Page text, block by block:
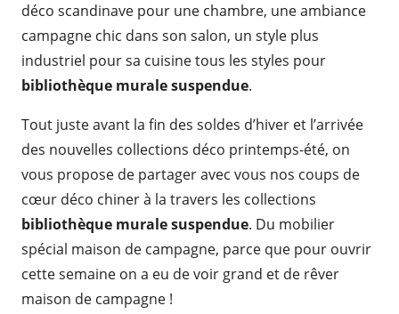
déco scandinave pour une chambre, une ambiance
campagne chic dans son salon, un style plus
industriel pour sa cuisine tous les styles pour
bibliothèque murale suspendue.
Tout juste avant la fin des soldes d’hiver et l’arrivée
des nouvelles collections déco printemps-été, on
vous propose de partager avec vous nos coups de
cœur déco chiner à la travers les collections
bibliothèque murale suspendue. Du mobilier
spécial maison de campagne, parce que pour ouvrir
cette semaine on a eu de voir grand et de rêver
maison de campagne !